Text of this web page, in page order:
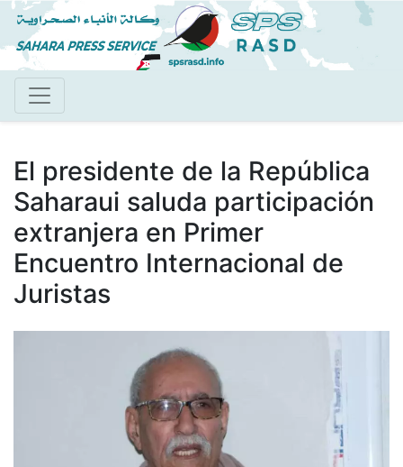
Pasar
al
contenido
El presidente de la República
Saharaui saluda participación
extranjera en Primer
Encuentro Internacional de
Juristas